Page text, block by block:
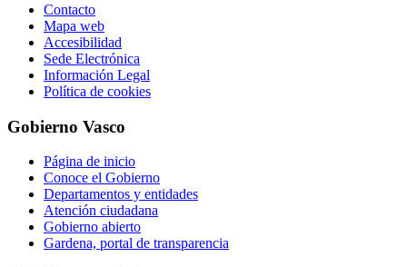
Contacto
Mapa web
Accesibilidad
Sede Electrónica
Información Legal
Política de cookies
Gobierno Vasco
Página de inicio
Conoce el Gobierno
Departamentos y entidades
Atención ciudadana
Gobierno abierto
Gardena, portal de transparencia